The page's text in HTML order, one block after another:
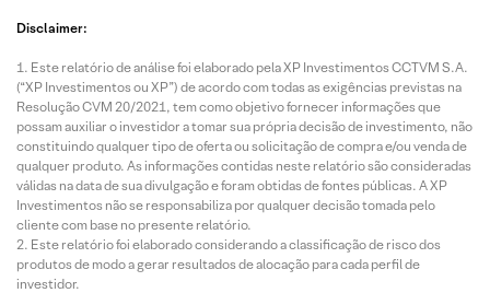
Disclaimer:
Este relatório de análise foi elaborado pela XP Investimentos CCTVM S.A.
(“XP Investimentos ou XP”) de acordo com todas as exigências previstas na
Resolução CVM 20/2021, tem como objetivo fornecer informações que
possam auxiliar o investidor a tomar sua própria decisão de investimento, não
constituindo qualquer tipo de oferta ou solicitação de compra e/ou venda de
qualquer produto. As informações contidas neste relatório são consideradas
válidas na data de sua divulgação e foram obtidas de fontes públicas. A XP
Investimentos não se responsabiliza por qualquer decisão tomada pelo
cliente com base no presente relatório.
Este relatório foi elaborado considerando a classificação de risco dos
produtos de modo a gerar resultados de alocação para cada perfil de
investidor.